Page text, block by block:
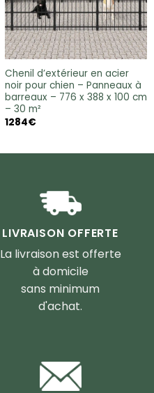
Chenil d’extérieur en acier
noir pour chien – Panneaux à
barreaux – 776 x 388 x 100 cm
– 30 m²
1284€
LIVRAISON OFFERTE
La livraison est offerte
à domicile
sans minimum
d'achat.